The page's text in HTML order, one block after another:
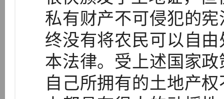
私有财产不可侵犯的
终没有将农民可以自
本法律。受上述国家
自己所拥有的土地产